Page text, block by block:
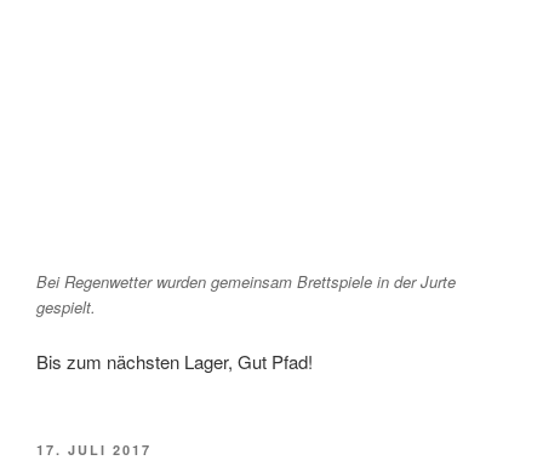
Bei Regenwetter wurden gemeinsam Brettspiele in der Jurte
gespielt.
Bis zum nächsten Lager, Gut Pfad!
17. JULI 2017